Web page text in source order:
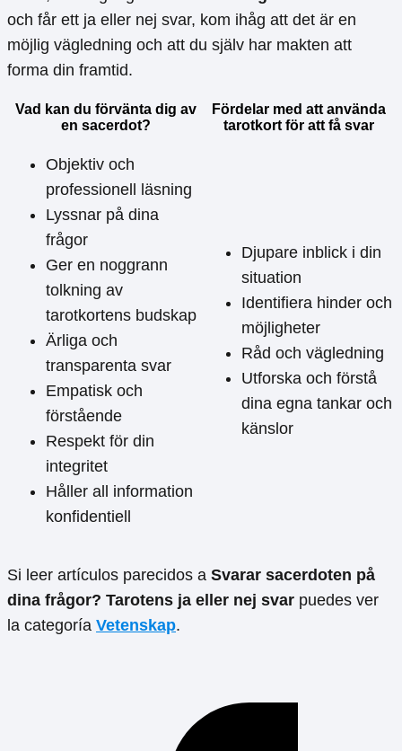
och får ett ja eller nej svar, kom ihåg att det är en
möjlig vägledning och att du själv har makten att
forma din framtid.
Vad kan du förvänta dig av
en sacerdot?
Fördelar med att använda
tarotkort för att få svar
Objektiv och
professionell läsning
Lyssnar på dina
frågor
Ger en noggrann
tolkning av
tarotkortens budskap
Ärliga och
transparenta svar
Empatisk och
förstående
Respekt för din
integritet
Håller all information
konfidentiell
Djupare inblick i din
situation
Identifiera hinder och
möjligheter
Råd och vägledning
Utforska och förstå
dina egna tankar och
känslor
Si leer artículos parecidos a Svarar sacerdoten på
dina frågor? Tarotens ja eller nej svar puedes ver
la categoría Vetenskap.